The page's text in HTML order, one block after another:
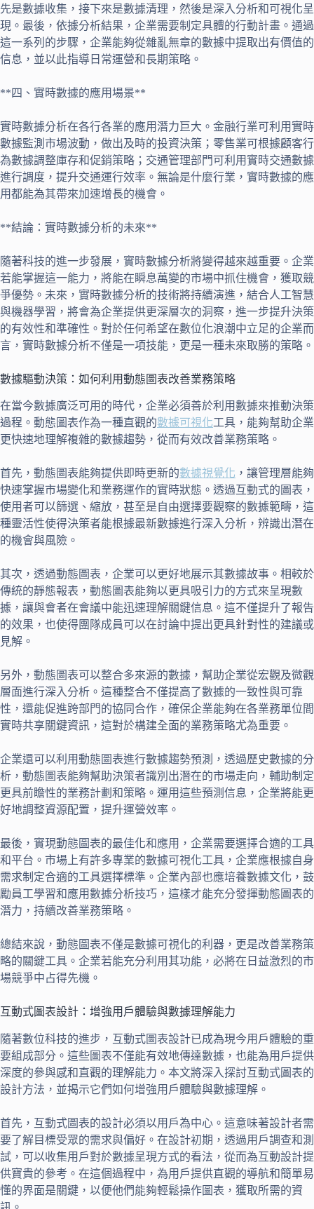
先是數據收集，接下來是數據清理，然後是深入分析和可視化呈
現。最後，依據分析結果，企業需要制定具體的行動計畫。通過
這一系列的步驟，企業能夠從雜亂無章的數據中提取出有價值的
信息，並以此指導日常運營和長期策略。
**四、實時數據的應用場景**
實時數據分析在各行各業的應用潛力巨大。金融行業可利用實時
數據監測市場波動，做出及時的投資決策；零售業可根據顧客行
為數據調整庫存和促銷策略；交通管理部門可利用實時交通數據
進行調度，提升交通運行效率。無論是什麼行業，實時數據的應
用都能為其帶來加速增長的機會。
**結論：實時數據分析的未來**
隨著科技的進一步發展，實時數據分析將變得越來越重要。企業
若能掌握這一能力，將能在瞬息萬變的市場中抓住機會，獲取競
爭優勢。未來，實時數據分析的技術將持續演進，結合人工智慧
與機器學習，將會為企業提供更深層次的洞察，進一步提升決策
的有效性和準確性。對於任何希望在數位化浪潮中立足的企業而
言，實時數據分析不僅是一項技能，更是一種未來取勝的策略。
數據驅動決策：如何利用動態圖表改善業務策略
在當今數據廣泛可用的時代，企業必須善於利用數據來推動決策
過程。動態圖表作為一種直觀的數據可視化工具，能夠幫助企業
更快速地理解複雜的數據趨勢，從而有效改善業務策略。
首先，動態圖表能夠提供即時更新的數據視覺化 ，讓管理層能夠
快速掌握市場變化和業務運作的實時狀態。透過互動式的圖表，
使用者可以篩選、縮放，甚至是自由選擇要觀察的數據範疇，這
種靈活性使得決策者能根據最新數據進行深入分析，辨識出潛在
的機會與風險。
其次，透過動態圖表，企業可以更好地展示其數據故事。相較於
傳統的靜態報表，動態圖表能夠以更具吸引力的方式來呈現數
據，讓與會者在會議中能迅速理解關鍵信息。這不僅提升了報告
的效果，也使得團隊成員可以在討論中提出更具針對性的建議或
見解。
另外，動態圖表可以整合多來源的數據，幫助企業從宏觀及微觀
層面進行深入分析。這種整合不僅提高了數據的一致性與可靠
性，還能促進跨部門的協同合作，確保企業能夠在各業務單位間
實時共享關鍵資訊，這對於構建全面的業務策略尤為重要。
企業還可以利用動態圖表進行數據趨勢預測，透過歷史數據的分
析，動態圖表能夠幫助決策者識別出潛在的市場走向，輔助制定
更具前瞻性的業務計劃和策略。運用這些預測信息，企業將能更
好地調整資源配置，提升運營效率。
最後，實現動態圖表的最佳化和應用，企業需要選擇合適的工具
和平台。市場上有許多專業的數據可視化工具，企業應根據自身
需求制定合適的工具選擇標準。企業內部也應培養數據文化，鼓
勵員工學習和應用數據分析技巧，這樣才能充分發揮動態圖表的
潛力，持續改善業務策略。
總結來說，動態圖表不僅是數據可視化的利器，更是改善業務策
略的關鍵工具。企業若能充分利用其功能，必將在日益激烈的市
場競爭中占得先機。
互動式圖表設計：增強用戶體驗與數據理解能力
隨著數位科技的進步，互動式圖表設計已成為現今用戶體驗的重
要組成部分。這些圖表不僅能有效地傳達數據，也能為用戶提供
深度的參與感和直觀的理解能力。本文將深入探討互動式圖表的
設計方法，並揭示它們如何增強用戶體驗與數據理解。
首先，互動式圖表的設計必須以用戶為中心。這意味著設計者需
要了解目標受眾的需求與偏好。在設計初期，透過用戶調查和測
試，可以收集用戶對於數據呈現方式的看法，從而為互動設計提
供寶貴的參考。在這個過程中，為用戶提供直觀的導航和簡單易
懂的界面是關鍵，以便他們能夠輕鬆操作圖表，獲取所需的資